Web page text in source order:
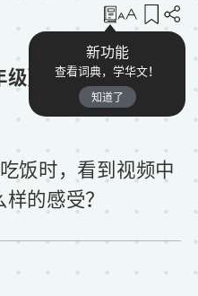
新功能
查看词典，学华文！
知道了
收藏
）
饭时，看到视频中
的感受？